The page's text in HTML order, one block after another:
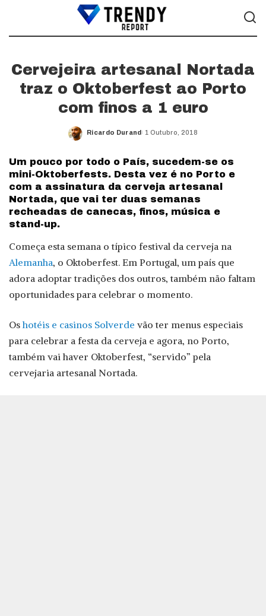
Cervejeira artesanal Nortada
traz o Oktoberfest ao Porto
com finos a 1 euro
Posted
Ricardo Durand 1 Outubro, 2018
Um pouco por todo o País, sucedem-se os
mini-Oktoberfests. Desta vez é no Porto e
com a assinatura da cerveja artesanal
Nortada, que vai ter duas semanas
recheadas de canecas, finos, música e
stand-up.
Começa esta semana o típico festival da cerveja na
Alemanha, o Oktoberfest. Em Portugal, um país que
adora adoptar tradições dos outros, também não faltam
oportunidades para celebrar o momento.
Os hotéis e casinos Solverde vão ter menus especiais
para celebrar a festa da cerveja e agora, no Porto,
também vai haver Oktoberfest, “servido” pela
cervejaria artesanal Nortada.